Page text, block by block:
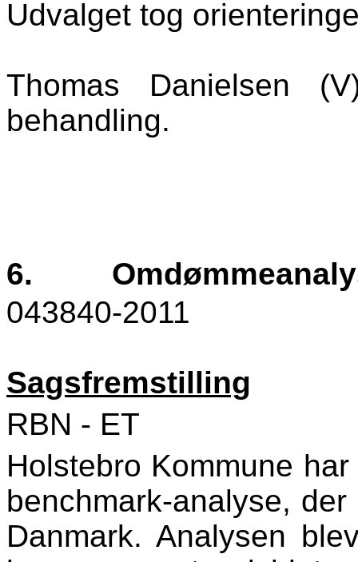
Udvalget tog
Thomas Danielsen
behandling.
6.
043840-2011
Sagsfremstilling
RBN - ET
Holstebro Kommune
benchmark-analyse,
Danmark. Analysen